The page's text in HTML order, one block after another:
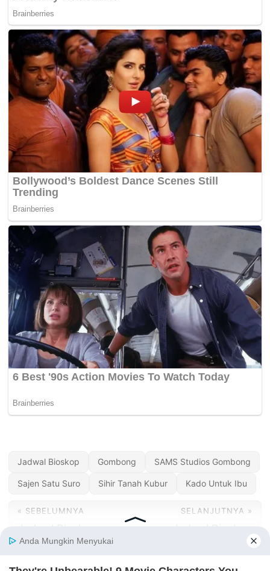
Jadwal Bioskop Gombong SAMS Studios Gombong
Sajen Satu Suro Sihir Tanah Kubur Kado Untuk Ibu
« SEBELUMNYA
SAMS Studios
Cibadak Sukabumi
SELANJUTNYA »
SAMS Studios
Indramayu Hari Ini